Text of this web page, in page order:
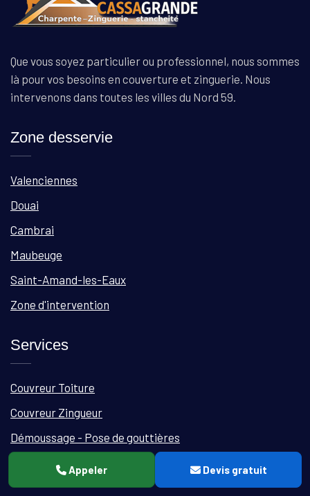
Appeler Devis gratuit
Que vous soyez particulier ou professionnel, nous sommes
là pour vos besoins en couverture et zinguerie. Nous
intervenons dans toutes les villes du Nord 59.
Zone desservie
Valenciennes
Douai
Cambrai
Maubeuge
Saint-Amand-les-Eaux
Zone d'intervention
Services
Couvreur Toiture
Couvreur Zingueur
Démoussage - Pose de gouttières
Nettoyage - Ravalement de façade